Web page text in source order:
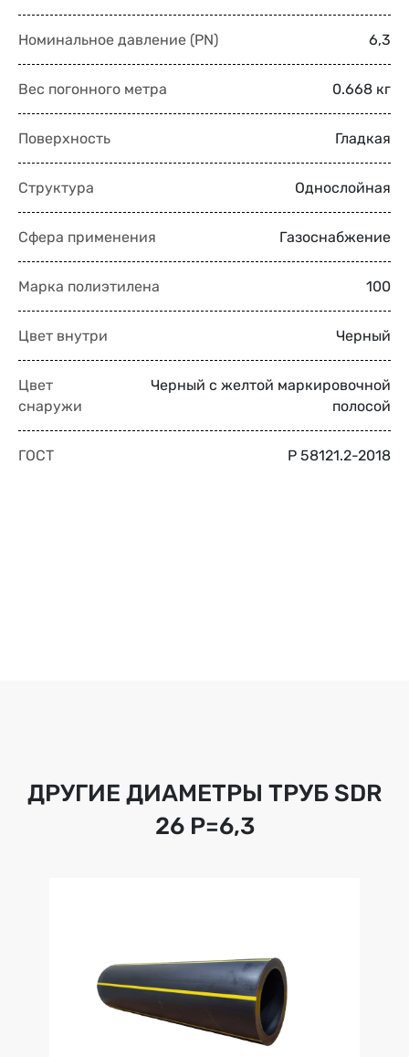
Номинальное давление (PN) 6,3
Вес погонного метра 0.668 кг
Поверхность Гладкая
Структура Однослойная
Сфера применения Газоснабжение
Марка полиэтилена 100
Цвет внутри Черный
Цвет
снаружи
Черный с желтой маркировочной
полосой
ГОСТ Р 58121.2-2018
ДРУГИЕ ДИАМЕТРЫ ТРУБ SDR
26 Р=6,3